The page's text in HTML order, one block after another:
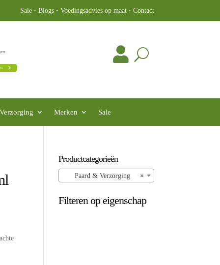
Sale· Blogs· Voedingsadvies op maat· Contact
Verzorging Merken Sale
Productcategorieën
×
Paard & Verzorging
Filteren op eigenschap